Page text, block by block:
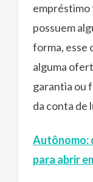
empréstimo
possuem
forma, esse
alguma
garantia ou
da conta de
Autônomo:
para abrir